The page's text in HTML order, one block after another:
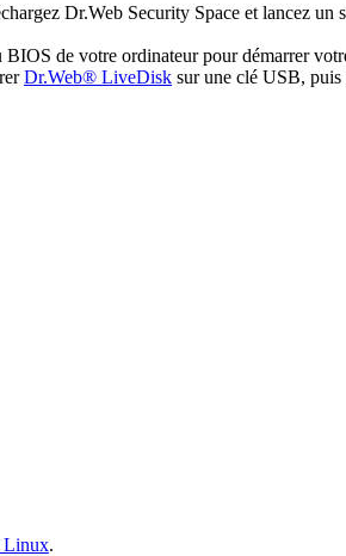
Dr.Web Security Space et lancez
de votre ordinateur pour démarrer
Dr.Web® LiveDisk sur une clé USB,
Linux.